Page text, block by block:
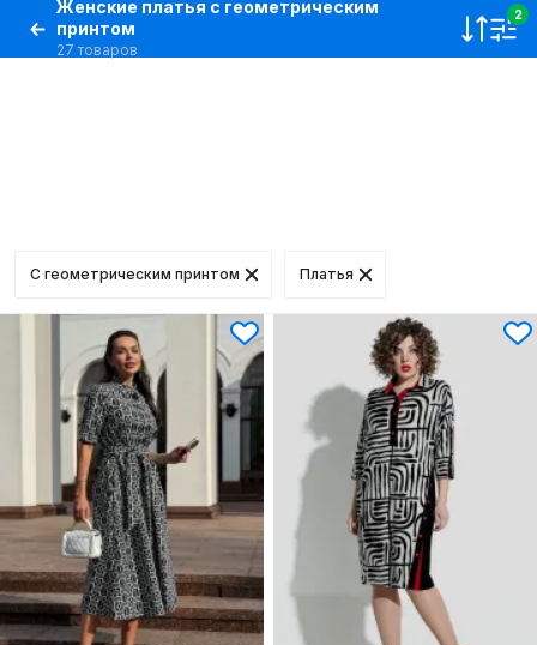
Женские платья с геометрическим
принтом
27 товаров
2
С геометрическим принтом Платья